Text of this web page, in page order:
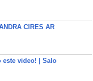
CIRES AR
este video! | Salo